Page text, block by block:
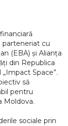
parteneriat cu
(EBA) și Alianța
din Republica
Space”.
să
pentru
Moldova.
sociale prin